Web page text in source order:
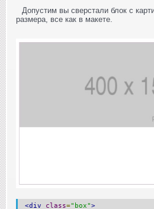
Допустим вы сверстали блок с
размера, все как в макете.
<div class="box">